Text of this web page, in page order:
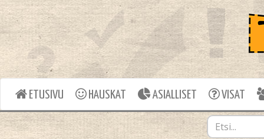
ETUSIVU HAUSKAT ASIALLISET VISAT